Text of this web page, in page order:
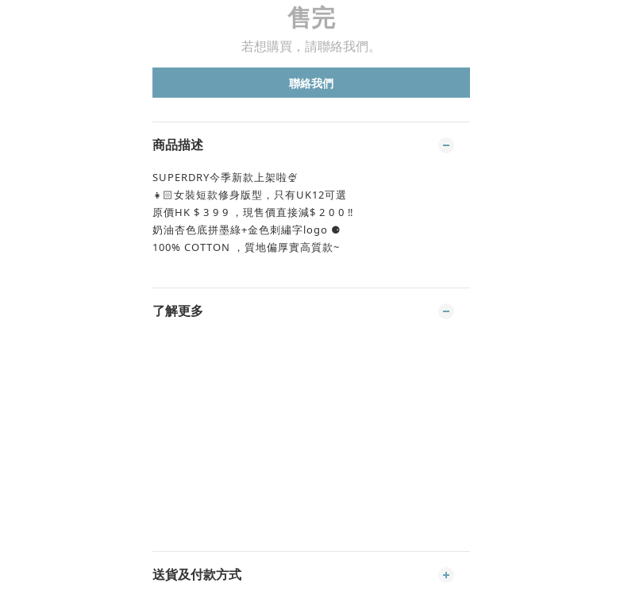
售完
若想購買，請聯絡我們。
聯絡我們
商品描述
SUPERDRY今季新款上架啦🍨
👧🏻女裝短款修身版型，只有UK12可選
原價HK $ 3 9 9 ，現售價直接減$ 2 0 0 ‼️
奶油杏色底拼墨綠+金色刺繡字logo ⚈
100% COTTON ，質地偏厚實高質款~
了解更多
送貨及付款方式